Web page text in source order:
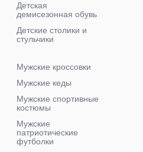
Детская
демисезонная обувь
Детские столики и
стульчики
Мужские кроссовки
Мужские кеды
Мужские спортивные
костюмы
Мужские
патриотические
футболки